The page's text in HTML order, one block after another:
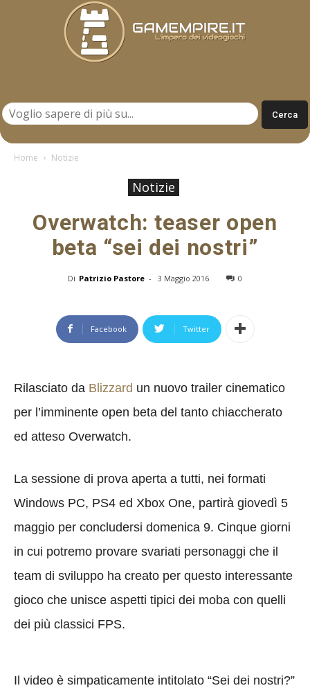
Home Notizie
Notizie
Overwatch: teaser open
beta “sei dei nostri”
Di Patrizio Pastore - 3 Maggio 2016 0
Facebook Twitter
Rilasciato da Blizzard un nuovo trailer cinematico
per l’imminente open beta del tanto chiaccherato
ed atteso Overwatch.
La sessione di prova aperta a tutti, nei formati
Windows PC, PS4 ed Xbox One, partirà giovedì 5
maggio per concludersi domenica 9. Cinque giorni
in cui potremo provare svariati personaggi che il
team di sviluppo ha creato per questo interessante
gioco che unisce aspetti tipici dei moba con quelli
dei più classici FPS.
Il video è simpaticamente intitolato “Sei dei nostri?”